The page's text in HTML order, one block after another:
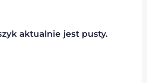
aktualnie jest pusty.